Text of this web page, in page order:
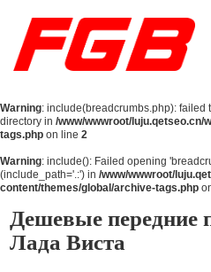
Главная
О Нас
Продукция
Новости
Warning: include(breadcrumbs.php): failed
directory in /www/wwwroot/
tags.php on line 2
Warning: include(): Failed opening
(include_path='.:') in /www/wwwroot/
content/themes/global/archive-tags.php
Дешевые передние
Лада Виста